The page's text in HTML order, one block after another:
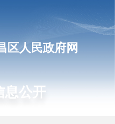
区人民政府网
息公开